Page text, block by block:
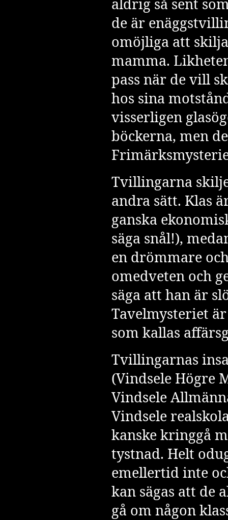
aldrig så sent
de är
omöjliga att
mamma.
pass när de vill
hos sina
visserligen
böckerna, men
Tvillingarna
andra sätt. Klas
ganska
säga snål!),
en drömmare
omedveten och
säga att han är
Tavelmysteriet
som kallas
Tvillingarnas
(Vindsele Högre
Vindsele
Vindsele
kanske kringgå
tystnad. Helt
emellertid inte
kan sägas att de
gå om någon